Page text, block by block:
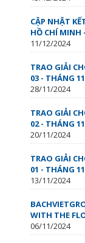
CẬP NHẬT
HỒ CHÍ MINH
11/12/2024
TRAO GIẢI
03 - THÁNG
28/11/2024
TRAO GIẢI
02 - THÁNG
20/11/2024
TRAO GIẢI
01 - THÁNG
13/11/2024
WITH THE
06/11/2024